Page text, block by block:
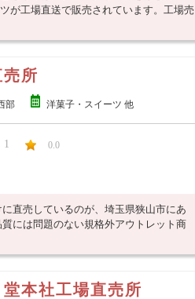
が工場直送で販売されています。工場売
所
部 洋菓子・スイーツ 他
1 0.0
直売しているのが、埼玉県狭山市にあ
には問題のない規格外アウトレット商
本社工場直売所